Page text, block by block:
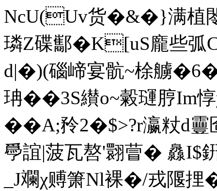
NcU(Uv货�&�}满
璘Z碟酅�K[uS龐些弧
d|�)(碯崹宴骯~梌艣
珃��3S纉o~糓璭脝
��A;矝2�$>?r瀛粀d靊
爳誼|菠瓦嗸'翾萺� 灥
_J斕χ赙箫Nl裸�/戎隁